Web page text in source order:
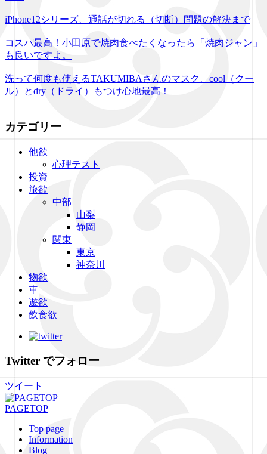
iPhone12シリーズ、通話が切れる（切断）問題の解決まで
コスパ最高！小田原で焼肉食べたくなったら「焼肉ジャン」
も良いですよ。
洗って何度も使えるTAKUMIBAさんのマスク、cool（クー
ル）とdry（ドライ）もつけ心地最高！
カテゴリー
他欲
心理テスト
投資
旅欲
中部
山梨
静岡
関東
東京
神奈川
物欲
車
遊欲
飲食欲
Twitter でフォロー
ツイート
PAGETOP
Top page
Information
Blog